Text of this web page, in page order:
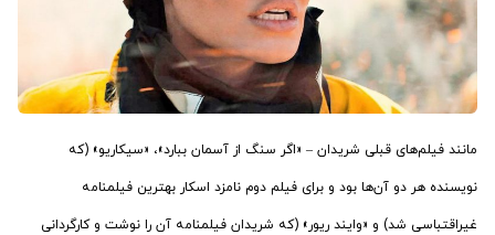
مانند فیلم‌های قبلی شریدان – «اگر سنگ از آسمان ببارد»، «سیکاریو» (که
نویسنده هر دو آن‌ها بود و برای فیلم دوم نامزد اسکار بهترین فیلمنامه
غیراقتباسی شد) و «وایند ریور» (که شریدان فیلمنامه آن را نوشت و کارگردانی